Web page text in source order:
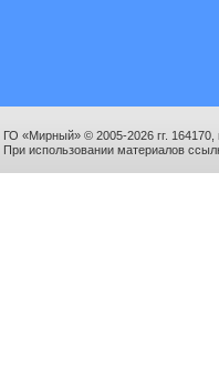
ГО «Мирный» © 2005-2026 гг. 164170,
При использовании материалов